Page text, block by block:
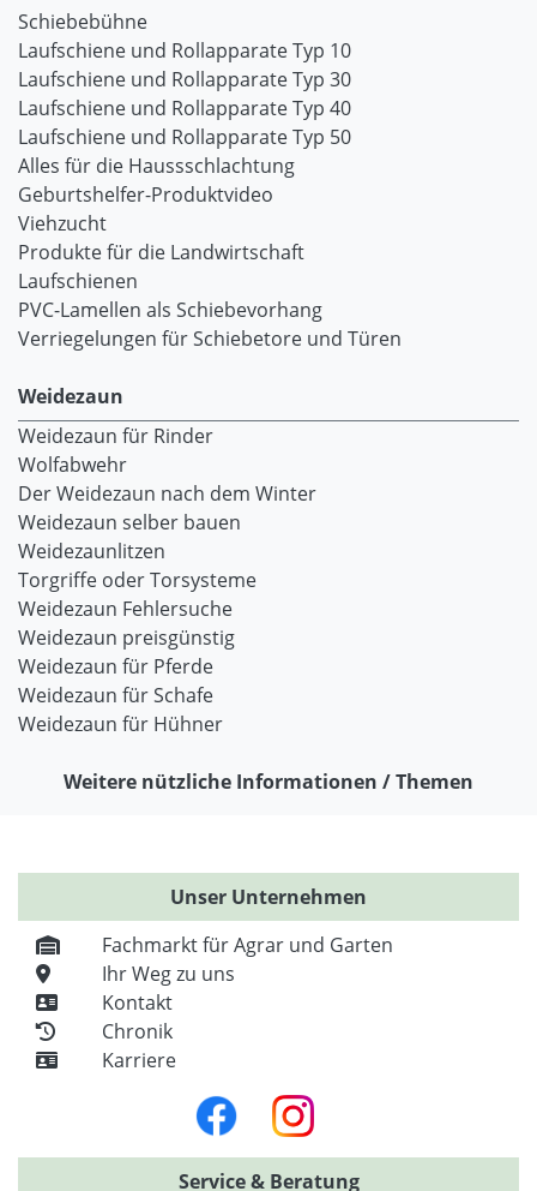
Schiebebühne
Laufschiene und Rollapparate Typ 10
Laufschiene und Rollapparate Typ 30
Laufschiene und Rollapparate Typ 40
Laufschiene und Rollapparate Typ 50
Alles für die Haussschlachtung
Geburtshelfer-Produktvideo
Viehzucht
Produkte für die Landwirtschaft
Laufschienen
PVC-Lamellen als Schiebevorhang
Verriegelungen für Schiebetore und Türen
Weidezaun
Weidezaun für Rinder
Wolfabwehr
Der Weidezaun nach dem Winter
Weidezaun selber bauen
Weidezaunlitzen
Torgriffe oder Torsysteme
Weidezaun Fehlersuche
Weidezaun preisgünstig
Weidezaun für Pferde
Weidezaun für Schafe
Weidezaun für Hühner
Weitere nützliche Informationen / Themen
Unser Unternehmen
Fachmarkt für Agrar und Garten
Ihr Weg zu uns
Kontakt
Chronik
Karriere
Service & Beratung